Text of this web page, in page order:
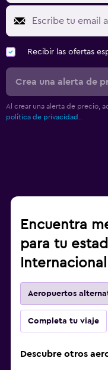
Recibir las ofertas
Crea una alerta de
Al crear una alerta de precio,
política de privacidad..
Encuentra
para tu
Aeropuertos
Completa tu viaje
Descubre otros